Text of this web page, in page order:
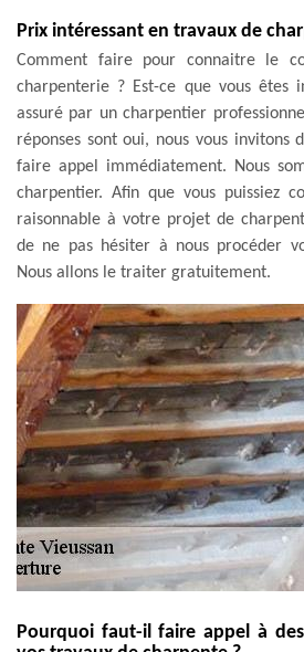
Prix intéressant en travaux de
Comment faire pour connaitre le
charpenterie ? Est-ce que vous êtes
assuré par un charpentier
réponses sont oui, nous vous invitons
faire appel immédiatement. Nous
charpentier. Afin que vous puissiez
raisonnable à votre projet de
de ne pas hésiter à nous procéder
Nous allons le traiter gratuitement.
Pourquoi faut-il faire appel à